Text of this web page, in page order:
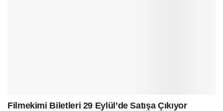
Filmekimi Biletleri 29 Eylül’de Satışa Çıkıyor